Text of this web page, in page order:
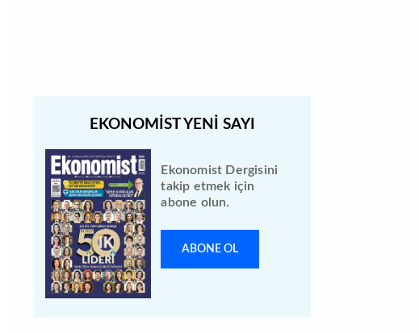
Ekonomist Dergisini
takip etmek için
abone olun.
ABONE OL